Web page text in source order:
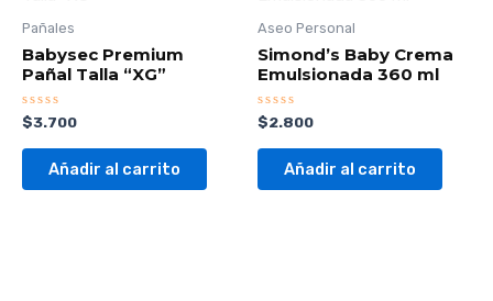
Pañales
Babysec Premium
Pañal Talla “XG”
Valorado
con
0
$3.700
Añadir al carrito
Aseo Personal
Simond’s Baby Crema
Emulsionada 360 ml
Valorado
con
0
$2.800
Añadir al carrito